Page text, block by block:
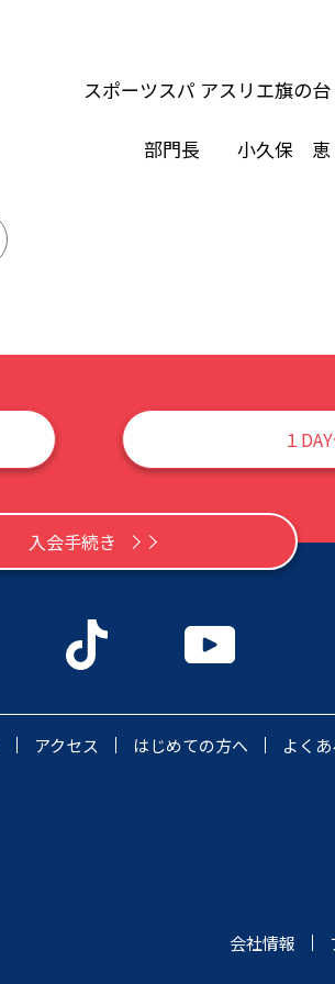
スポーツスパ アスリエ旗の台
部門長 小久保 恵
１
入会手続き
アクセス はじめての方へ
よく
会社情報